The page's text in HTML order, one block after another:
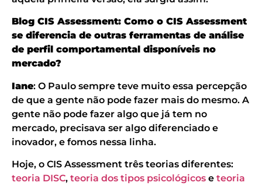
Blog CIS Assessment: Como o CIS Assessment
se diferencia de outras ferramentas de análise
de perfil comportamental disponíveis no
mercado?
Iane: O Paulo sempre teve muito essa percepção
de que a gente não pode fazer mais do mesmo. A
gente não pode fazer algo que já tem no
mercado, precisava ser algo diferenciado e
inovador, e fomos nessa linha.
Hoje, o CIS Assessment três teorias diferentes:
teoria DISC, teoria dos tipos psicológicos e teoria